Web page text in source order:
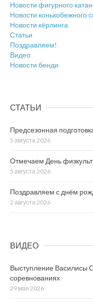
Новости фигурного
Новости конькобежного
Новости кёрлинга
Статьи
Поздравляем!
Видео
Новости бенди
СТАТЬИ
Предсезонная
5 августа 2026
Отмечаем День
5 августа 2026
Поздравляем с днём
2 августа 2026
ВИДЕО
Выступление Василисы
соревнованиях
29 мая 2026